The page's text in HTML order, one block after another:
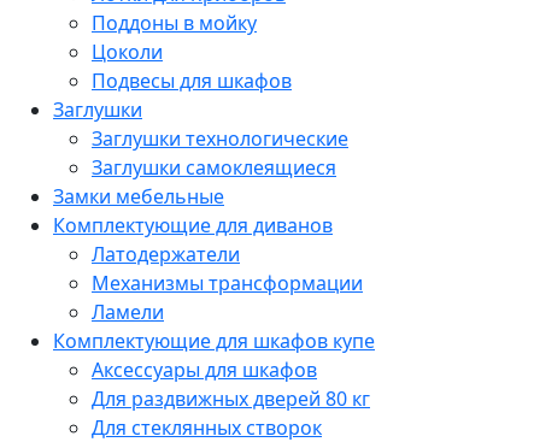
Поддоны в мойку
Цоколи
Подвесы для шкафов
Заглушки
Заглушки технологические
Заглушки самоклеящиеся
Замки мебельные
Комплектующие для диванов
Латодержатели
Механизмы трансформации
Ламели
Комплектующие для шкафов купе
Аксессуары для шкафов
Для раздвижных дверей 80 кг
Для стеклянных створок